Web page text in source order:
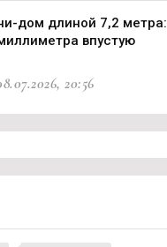
дом длиной 7,2 метра:
впустую
20:56